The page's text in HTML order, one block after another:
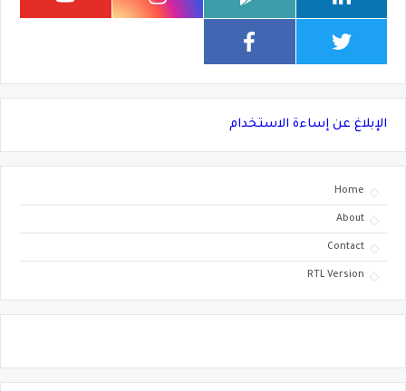
الإبلاغ عن إساءة الاستخدام
Home
About
Contact
RTL Version